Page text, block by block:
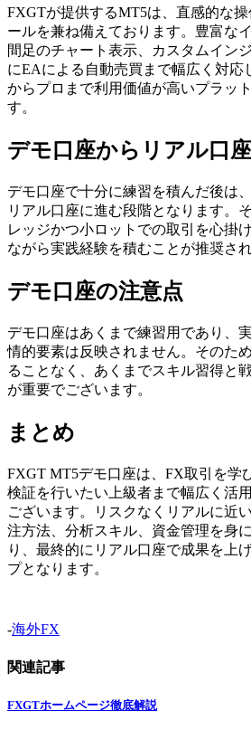
FXGTが提供するMT5は、直感的な
ールを兼ね備えております。豊富な
間足のチャート表示、カスタムイン
にEAによる自動売買まで幅広く対応
からプロまで利用価値が高いプラッ
す。
デモ口座からリアル口
デモ口座で十分に練習を積んだ後は
リアル口座に進む段階となります。
レッジかつ小ロットでの取引を心掛
ながら実践経験を積むことが推奨され
デモ口座の注意点
デモ口座はあくまで練習用であり、
情的要素は反映されません。そのた
ることなく、あくまでスキル習得と
が重要でございます。
まとめ
FXGT MT5デモ口座は、FX取引を学
検証を行いたい上級者まで幅広く活
ございます。リスクなくリアルに近
注方法、分析スキル、資金管理を身
り、最終的にリアル口座で成果を上
プとなります。
-海外FX
関連記事
FXGTホームページ徹底解説